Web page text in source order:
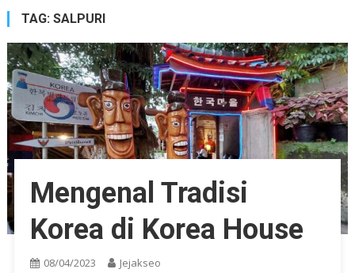
TAG: SALPURI
Mengenal Tradisi
Korea di Korea House
08/04/2023 Jejakseo